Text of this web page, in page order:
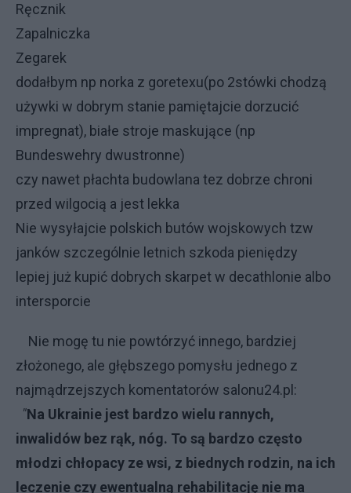
Ręcznik
Zapalniczka
Zegarek
dodałbym np norka z goretexu(po 2stówki chodzą
używki w dobrym stanie pamiętajcie dorzucić
impregnat), białe stroje maskujące (np
Bundeswehry dwustronne)
czy nawet płachta budowlana tez dobrze chroni
przed wilgocią a jest lekka
Nie wysyłajcie polskich butów wojskowych tzw
janków szczególnie letnich szkoda pieniędzy
lepiej już kupić dobrych skarpet w decathlonie albo
intersporcie
Nie mogę tu nie powtórzyć innego, bardziej
złożonego, ale głębszego pomysłu jednego z
najmądrzejszych komentatorów salonu24.pl:
"Na Ukrainie jest bardzo wielu rannych,
inwalidów bez rąk, nóg. To są bardzo często
młodzi chłopacy ze wsi, z biednych rodzin, na ich
leczenie czy ewentualną rehabilitację nie ma